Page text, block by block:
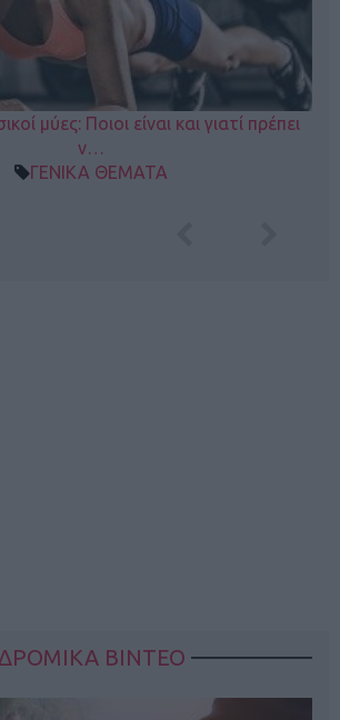
μύες: Ποιοι είναι και γιατί πρέπει
ν…
ΓΕΝΙΚΑ ΘΕΜΑΤΑ
ΔΡΟΜΙΚΑ ΒΙΝΤΕΟ